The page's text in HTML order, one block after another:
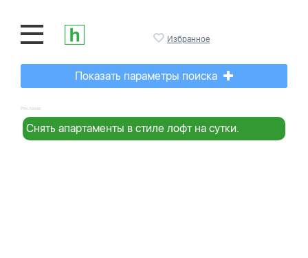
Избранное
Показать параметры поиска
Реклама:
Снять апартаменты в стиле лофт на сутки.